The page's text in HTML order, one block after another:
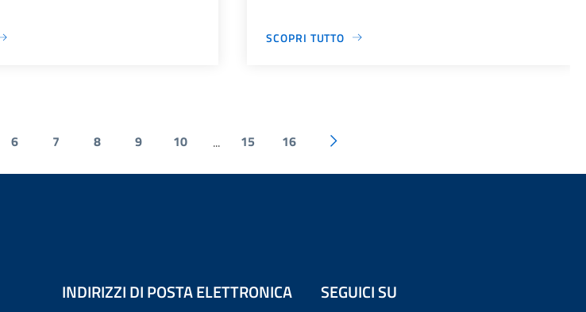
SCOPRI TUTTO
6 7 8 9 10 ... 15 16
INDIRIZZI DI POSTA ELETTRONICA SEGUICI SU